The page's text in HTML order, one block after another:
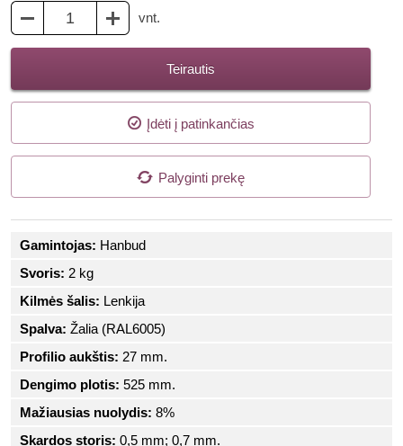
vnt.
Teirautis
Įdėti į patinkančias
Palyginti prekę
Gamintojas: Hanbud
Svoris: 2 kg
Kilmės šalis: Lenkija
Spalva: Žalia (RAL6005)
Profilio aukštis: 27 mm.
Dengimo plotis: 525 mm.
Mažiausias nuolydis: 8%
Skardos storis: 0,5 mm; 0,7 mm.